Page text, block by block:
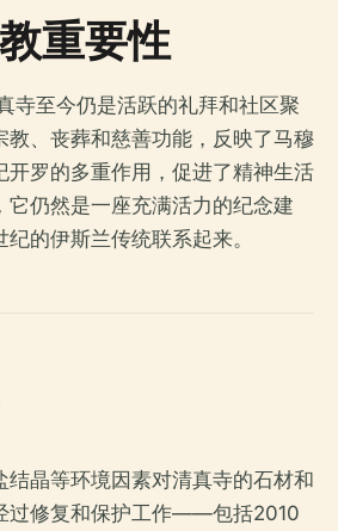
重要性
寺至今仍是活跃的礼拜和社区聚
教、丧葬和慈善功能，反映了马穆
开罗的多重作用，促进了精神生活
它仍然是一座充满活力的纪念建
的伊斯兰传统联系起来。
结晶等环境因素对清真寺的石材和
过修复和保护工作——包括2010